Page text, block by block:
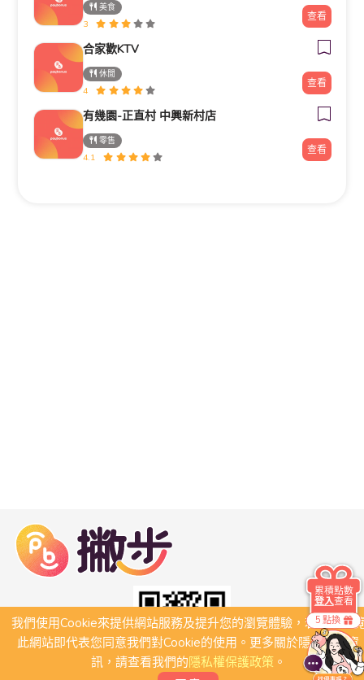
美食
3
查看
合家歡KTV
休閒
4
查看
有幾園-正直村 中興新村店
零售
4.1
查看
我們使用Cookie來提供網站服務及提升您的瀏覽體驗，若繼續瀏
此網站即代表您同意我們對Cookie的使用。更多關於隱私保護資
訊，請查看我們的隱私權保護政策。
5 點換
累積點數
登入查看